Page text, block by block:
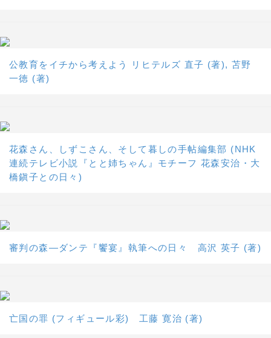
公教育をイチから考えよう リヒテルズ 直子 (著), 苫野
一徳 (著)
花森さん、しずこさん、そして暮しの手帖編集部 (NHK
連続テレビ小説『とと姉ちゃん』モチーフ 花森安治・大
橋鎭子との日々)
審判の森―ダンテ『饗宴』執筆への日々 高沢 英子 (著)
亡国の罪 (フィギュール彩) 工藤 寛治 (著)